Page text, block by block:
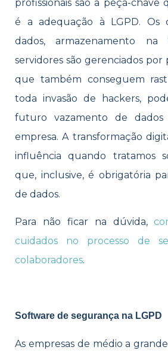
profissionais são a peça-chave
é a adequação à LGPD. Os
dados, armazenamento
servidores são gerenciados por
que também conseguem
toda invasão de hackers,
futuro vazamento de
empresa. A transformação
influência quando tratamos
que, inclusive, é obrigatória
de dados.
Para não ficar na dúvida,
cuidados no processo de
colaboradores.
Software de segurança na LGPD
As empresas de médio a